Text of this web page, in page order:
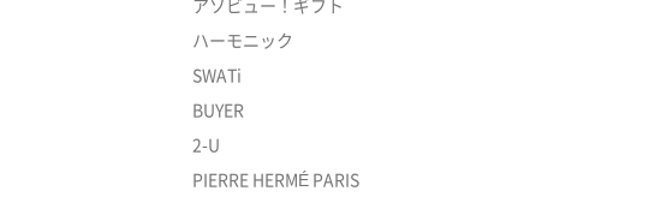
アソビュー！ギフト
ハーモニック
SWATi
BUYER
2-U
PIERRE HERMÉ PARIS